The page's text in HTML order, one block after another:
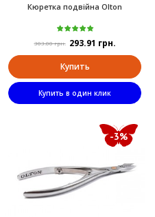
Кюретка подвійна Olton
303.00 грн. 293.91 грн.
Купить
Купить в один клик
-3%